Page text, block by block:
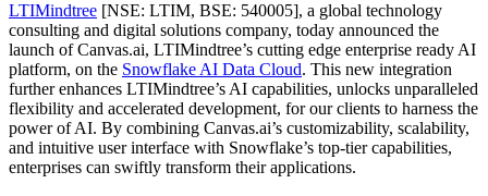
LTIMindtree [NSE: LTIM, BSE: 540005], a global technology
consulting and digital solutions company, today announced the
launch of Canvas.ai, LTIMindtree’s cutting edge enterprise ready AI
platform, on the Snowflake AI Data Cloud. This new integration
further enhances LTIMindtree’s AI capabilities, unlocks unparalleled
flexibility and accelerated development, for our clients to harness the
power of AI. By combining Canvas.ai’s customizability, scalability,
and intuitive user interface with Snowflake’s top-tier capabilities,
enterprises can swiftly transform their applications.